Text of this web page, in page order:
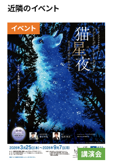
近隣のイベント
イベント
講演会